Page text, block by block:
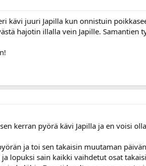
kävi juuri Japilla kun onnistuin
hajotin illalla vein Japille. Samantien
kerran pyörä kävi Japilla ja en voisi
ja toi sen takaisin muutaman
lopuksi sain kaikki vaihdetut osat